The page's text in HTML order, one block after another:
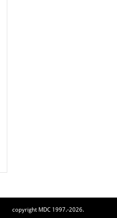
copyright MDC 1997.-2026.